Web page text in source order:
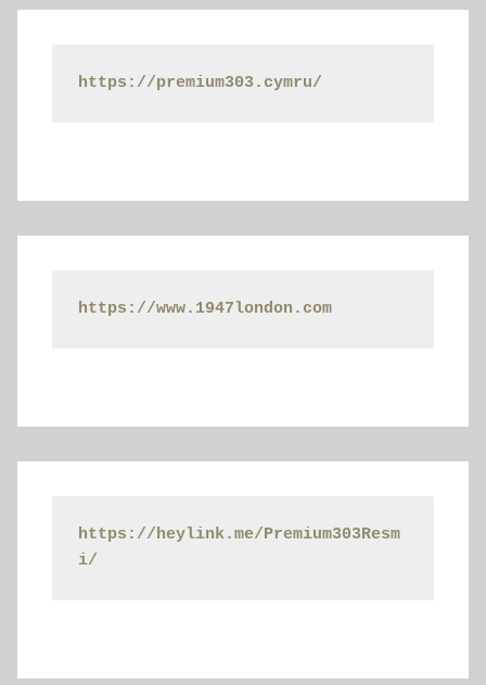
https://premium303.cymru/
https://www.1947london.com
https://heylink.me/Premium303Resm
i/